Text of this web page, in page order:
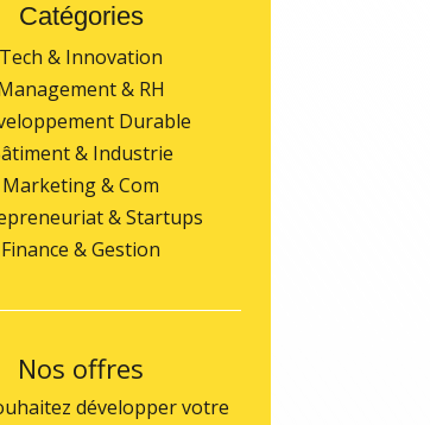
Catégories
Tech & Innovation
& RH
Durable
& Industrie
Marketing & Com
& Startups
Finance & Gestion
Nos offres
développer votre